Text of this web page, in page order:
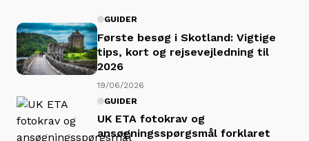
GUIDER
Første besøg i Skotland: Vigtige
tips, kort og rejsevejledning til
2026
19/06/2026
GUIDER
UK ETA fotokrav og
ansøgningsspørgsmål forklaret